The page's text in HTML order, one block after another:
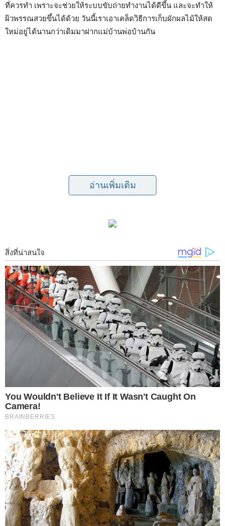
ที่ควรทำ เพราะจะช่วยให้ระบบขับถ่ายทำงานได้ดีขึ้น และจะทำให้
ผิวพรรณสวยขึ้นได้ด้วย วันนี้เราเอาเคล็ดวิธีการเก็บผักผลไม้ให้สด
ใหม่อยู่ได้นานกว่าเดิมมาฝากแม่บ้านพ่อบ้านกัน
การเก็บผักที่ถูกต้องนั้น ต้องแยกประเภทออกให้ชัดเจนไม่นำมารวม
กันเพราะจะทำให้ผักเ น่ าเ สียง่ายขึ้น
การล้างผัก
1 หลังจากซื้อผักมาสดๆจะต้องล้างทำความสะอาดอย่ างดีก่อนนำไป
ปรุงแต่ถ้ายังไม่ได้นำมาปรุงอาหารในวันนั้นทันที ให้ล้างผักเช่นกัน
อ่านเพิ่มเติม